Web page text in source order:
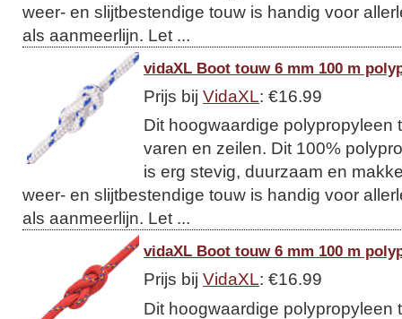
weer- en slijtbestendige touw is handig voor
als aanmeerlijn. Let ...
vidaXL Boot touw 6 mm 100 m
Prijs bij VidaXL: €16.99
Dit hoogwaardige polypropyleen
varen en zeilen. Dit 100%
is erg stevig, duurzaam en
weer- en slijtbestendige touw is handig voor
als aanmeerlijn. Let ...
vidaXL Boot touw 6 mm 100 m
Prijs bij VidaXL: €16.99
Dit hoogwaardige polypropyleen